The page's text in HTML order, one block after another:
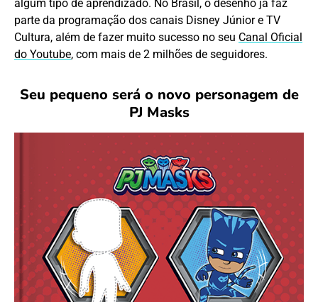
algum tipo de aprendizado. No Brasil, o desenho já faz
parte da programação dos canais Disney Júnior e TV
Cultura, além de fazer muito sucesso no seu Canal Oficial
do Youtube, com mais de 2 milhões de seguidores.
Seu pequeno será o novo personagem de
PJ Masks